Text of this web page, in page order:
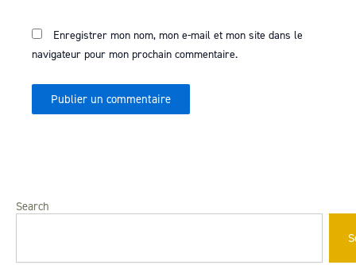
Search
Enregistrer mon nom, mon e-mail et mon site dans le
navigateur pour mon prochain commentaire.